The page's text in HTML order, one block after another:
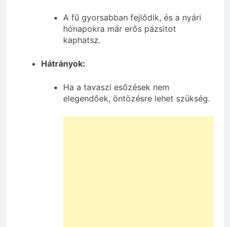
A fű gyorsabban fejlődik, és a nyári
hónapokra már erős pázsitot
kaphatsz.
Hátrányok:
Ha a tavaszi esőzések nem
elegendőek, öntözésre lehet szükség.